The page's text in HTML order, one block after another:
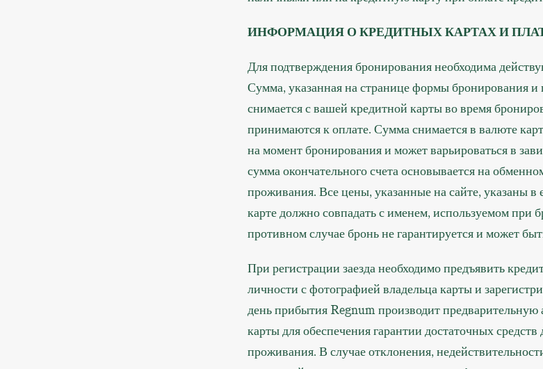
ИНФОРМАЦИЯ О КРЕДИТНЫХ КАРТАХ И
Для подтверждения бронирования необходима
Сумма, указанная на странице формы бронирования и
снимается с вашей кредитной карты во время
принимаются к оплате. Сумма снимается в валюте
на момент бронирования и может варьироваться в
сумма окончательного счета основывается на
проживания. Все цены, указанные на сайте, указаны в
карте должно совпадать с именем, используемом при
противном случае бронь не гарантируется и может
При регистрации заезда необходимо предъявить
личности с фотографией владельца карты и
день прибытия Regnum производит
карты для обеспечения гарантии достаточных средств
проживания. В случае отклонения,